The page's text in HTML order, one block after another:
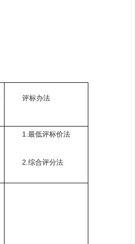
评标办法
1.最低评标价法
2.综合评分法